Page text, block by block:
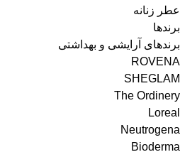
عطر زنانه
برندها
برندهای آرایشی و بهداشتی
ROVENA
SHEGLAM
The Ordinery
Loreal
Neutrogena
Bioderma